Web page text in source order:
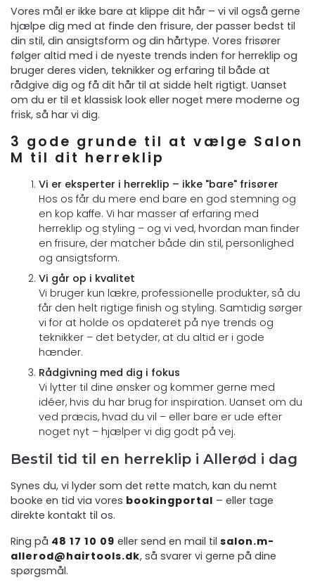
Vores mål er ikke bare at klippe dit hår – vi vil også gerne
hjælpe dig med at finde den frisure, der passer bedst til
din stil, din ansigtsform og din hårtype. Vores frisører
følger altid med i de nyeste trends inden for herreklip og
bruger deres viden, teknikker og erfaring til både at
rådgive dig og få dit hår til at sidde helt rigtigt. Uanset
om du er til et klassisk look eller noget mere moderne og
frisk, så har vi dig.
3 gode grunde til at vælge Salon
M til dit herreklip
Vi er eksperter i herreklip – ikke "bare" frisører
Hos os får du mere end bare en god stemning og
en kop kaffe. Vi har masser af erfaring med
herreklip og styling – og vi ved, hvordan man finder
en frisure, der matcher både din stil, personlighed
og ansigtsform.
Vi går op i kvalitet
Vi bruger kun lækre, professionelle produkter, så du
får den helt rigtige finish og styling. Samtidig sørger
vi for at holde os opdateret på nye trends og
teknikker – det betyder, at du altid er i gode
hænder.
Rådgivning med dig i fokus
Vi lytter til dine ønsker og kommer gerne med
idéer, hvis du har brug for inspiration. Uanset om du
ved præcis, hvad du vil – eller bare er ude efter
noget nyt – hjælper vi dig godt på vej.
Bestil tid til en herreklip i Allerød i dag
Synes du, vi lyder som det rette match, kan du nemt
booke en tid via vores bookingportal – eller tage
direkte kontakt til os.
Ring på 48 17 10 09 eller send en mail til salon.m-
allerod@hairtools.dk, så svarer vi gerne på dine
spørgsmål.